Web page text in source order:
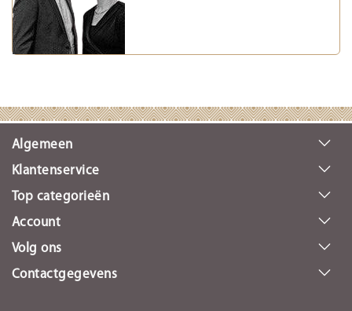
Algemeen
Klantenservice
Top categorieën
Account
Volg ons
Contactgegevens